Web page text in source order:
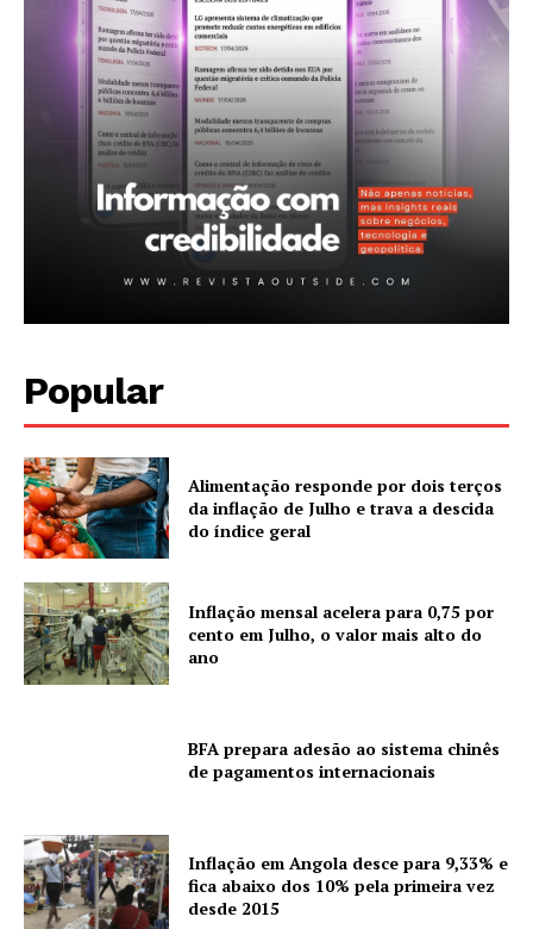
Popular
Alimentação responde por dois terços
da inflação de Julho e trava a descida
do índice geral
Inflação mensal acelera para 0,75 por
cento em Julho, o valor mais alto do
ano
BFA prepara adesão ao sistema chinês
de pagamentos internacionais
Inflação em Angola desce para 9,33% e
fica abaixo dos 10% pela primeira vez
desde 2015